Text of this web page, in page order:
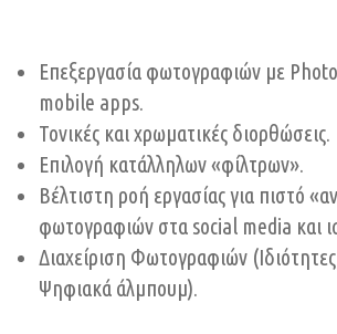
Επεξεργασία φωτογραφιών με
mobile apps.
Τονικές και χρωματικές διορθώσεις.
Επιλογή κατάλληλων «φίλτρων».
Βέλτιστη ροή εργασίας για πιστό
φωτογραφιών στα social media και
Διαχείριση Φωτογραφιών
Ψηφιακά άλμπουμ).